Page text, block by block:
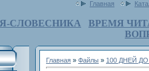
Главная
СЛОВЕСНИКА
ВРЕМЯ
Главная » Файлы » 100 ДНЕЙ